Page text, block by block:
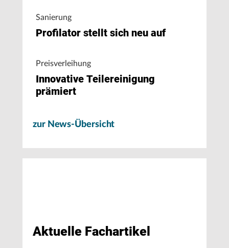
Sanierung
Profilator stellt sich neu auf
Preisverleihung
Innovative Teilereinigung
prämiert
zur News-Übersicht
Aktuelle Fachartikel